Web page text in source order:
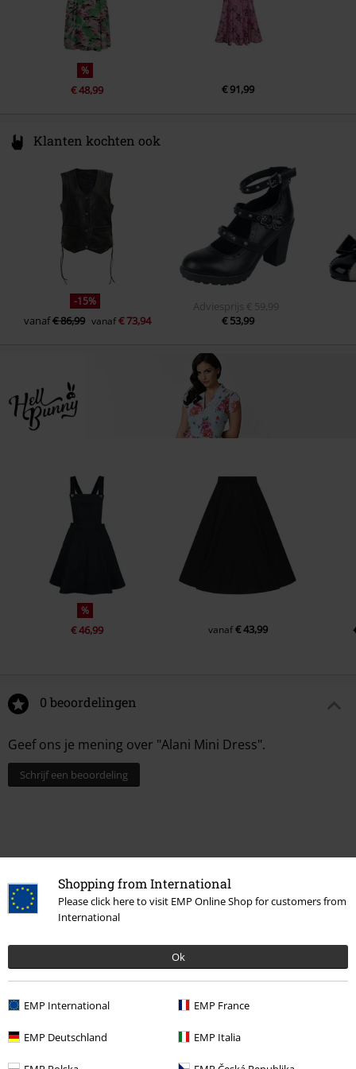
Shopping from International
Please click here to visit EMP Online Shop for customers from
International
Ok
EMP International EMP France
EMP Deutschland EMP Italia
%
€ 48,99 € 91,99
Klanten kochten ook
-15%
vanaf€ 86,99 vanaf€ 73,94
Adviesprijs
€ 59,99
€ 53,99
%
€ 46,99 vanaf€ 43,99
0 beoordelingen
Geef ons je mening over "Alani Mini Dress".
Schrijf een beoordeling